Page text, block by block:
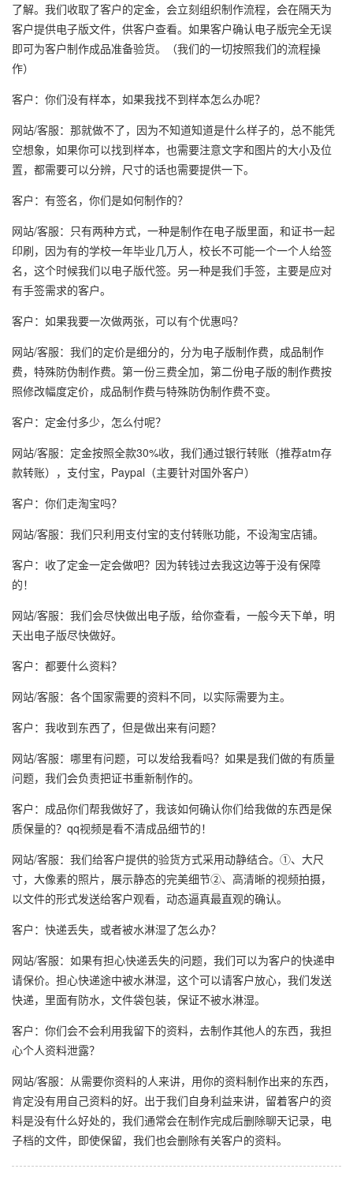
了解。我们收取了客户的定金，会立刻组织制作流程，会在隔天为
客户提供电子版文件，供客户查看。如果客户确认电子版完全无误
即可为客户制作成品准备验货。（我们的一切按照我们的流程操
作）
客户：你们没有样本，如果我找不到样本怎么办呢？
网站/客服：那就做不了，因为不知道知道是什么样子的，总不能凭
空想象，如果你可以找到样本，也需要注意文字和图片的大小及位
置，都需要可以分辨，尺寸的话也需要提供一下。
客户：有签名，你们是如何制作的？
网站/客服：只有两种方式，一种是制作在电子版里面，和证书一起
印刷，因为有的学校一年毕业几万人，校长不可能一个一个人给签
名，这个时候我们以电子版代签。另一种是我们手签，主要是应对
有手签需求的客户。
客户：如果我要一次做两张，可以有个优惠吗？
网站/客服：我们的定价是细分的，分为电子版制作费，成品制作
费，特殊防伪制作费。第一份三费全加，第二份电子版的制作费按
照修改幅度定价，成品制作费与特殊防伪制作费不变。
客户：定金付多少，怎么付呢？
网站/客服：定金按照全款30%收，我们通过银行转账（推荐atm存
款转账），支付宝，Paypal（主要针对国外客户）
客户：你们走淘宝吗？
网站/客服：我们只利用支付宝的支付转账功能，不设淘宝店铺。
客户：收了定金一定会做吧？因为转钱过去我这边等于没有保障
的！
网站/客服：我们会尽快做出电子版，给你查看，一般今天下单，明
天出电子版尽快做好。
客户：都要什么资料？
网站/客服：各个国家需要的资料不同，以实际需要为主。
客户：我收到东西了，但是做出来有问题？
网站/客服：哪里有问题，可以发给我看吗？如果是我们做的有质量
问题，我们会负责把证书重新制作的。
客户：成品你们帮我做好了，我该如何确认你们给我做的东西是保
质保量的？qq视频是看不清成品细节的！
网站/客服：我们给客户提供的验货方式采用动静结合。①、大尺
寸，大像素的照片，展示静态的完美细节②、高清晰的视频拍摄，
以文件的形式发送给客户观看，动态逼真最直观的确认。
客户：快递丢失，或者被水淋湿了怎么办？
网站/客服：如果有担心快递丢失的问题，我们可以为客户的快递申
请保价。担心快递途中被水淋湿，这个可以请客户放心，我们发送
快递，里面有防水，文件袋包装，保证不被水淋湿。
客户：你们会不会利用我留下的资料，去制作其他人的东西，我担
心个人资料泄露？
网站/客服：从需要你资料的人来讲，用你的资料制作出来的东西，
肯定没有用自己资料的好。出于我们自身利益来讲，留着客户的资
料是没有什么好处的，我们通常会在制作完成后删除聊天记录，电
子档的文件，即使保留，我们也会删除有关客户的资料。